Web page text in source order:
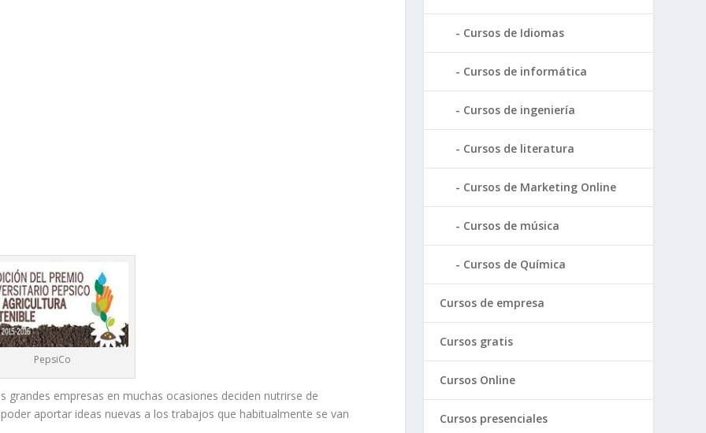
PepsiCo
empresas en muchas ocasiones deciden nutrirse de
aportar ideas nuevas a los trabajos que habitualmente se van
Cursos de Idiomas
Cursos de informática
Cursos de ingeniería
Cursos de literatura
Cursos de Marketing Online
Cursos de música
Cursos de Química
Cursos de empresa
Cursos gratis
Cursos Online
Cursos presenciales